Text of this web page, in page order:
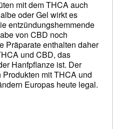
mit dem THCA auch
oder Gel wirkt es
entzündungshemmende
von CBD noch
Präparate enthalten daher
und CBD, das
Hanfpflanze ist. Der
mit THCA und
Europas heute legal.